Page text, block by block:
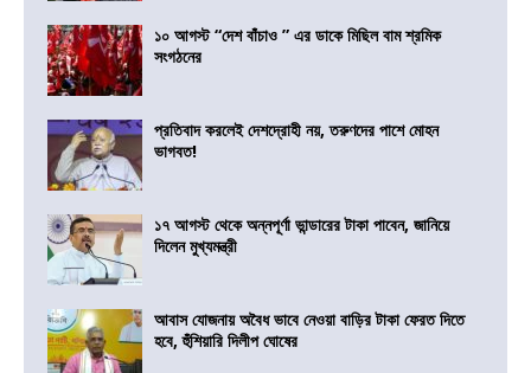
১০ আগস্ট “দেশ বাঁচাও ” এর ডাকে মিছিল বাম শ্রমিক
সংগঠনের
প্রতিবাদ করলেই দেশদ্রোহী নয়, তরুণদের পাশে মোহন
ভাগবত!
১৭ আগস্ট থেকে অন্নপূর্ণা ভান্ডারের টাকা পাবেন, জানিয়ে
দিলেন মুখ্যমন্ত্রী
আবাস যোজনায় অবৈধ ভাবে নেওয়া বাড়ির টাকা ফেরত দিতে
হবে, হুঁশিয়ারি দিলীপ ঘোষের